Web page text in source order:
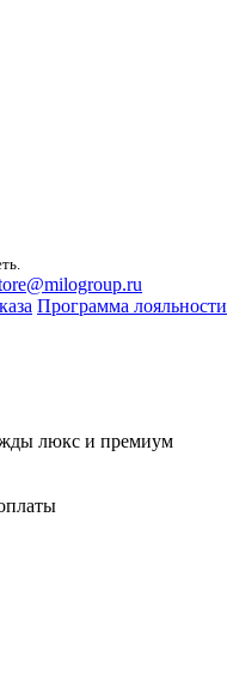
Программа лояльности
люкс и премиум